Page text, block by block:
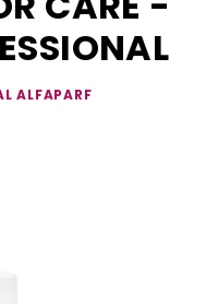
ALFAPARF